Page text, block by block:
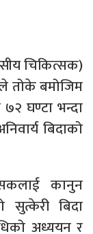
चिकित्सक)
तोके बमोजिम
घण्टा भन्दा
बिदाको
कानुन
बिदा
अध्ययन र